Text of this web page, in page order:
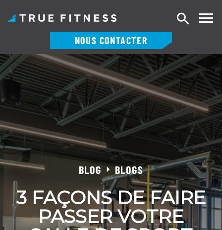
Skip
to
content
NOUS CONTACTER
BLOG BLOGS
3 FAÇONS DE FAIRE
PASSER VOTRE